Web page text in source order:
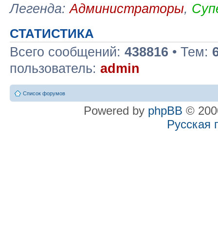
Легенда:Администраторы,
СТАТИСТИКА
Всего сообщений: 438816 • Тем:
пользователь: admin
Список форумов
Powered by phpBB ©
Русская